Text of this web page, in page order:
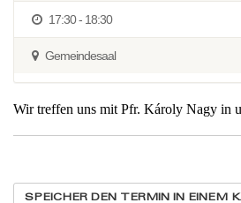
17:30 - 18:30
Gemeindesaal
Wir treffen uns mit Pfr. Károly Nagy in
SPEICHER DEN TERMIN IN EINEM